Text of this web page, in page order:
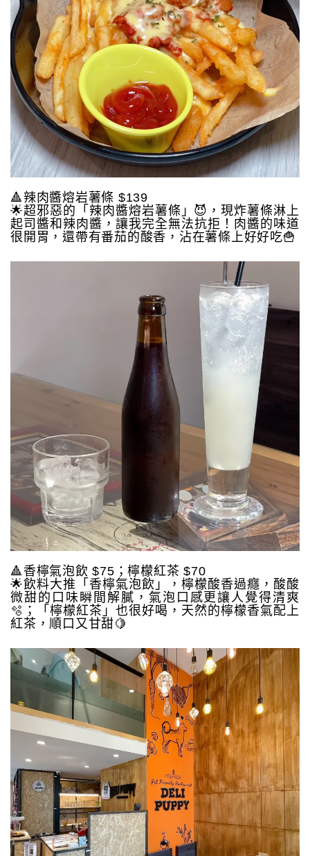
🔺辣肉醬熔岩薯條 $139
🌟超邪惡的「辣肉醬熔岩薯條」😈，現炸薯條淋上
起司醬和辣肉醬，讓我完全無法抗拒！肉醬的味道
很開胃，還帶有番茄的酸香，沾在薯條上好好吃🍟
🔺香檸氣泡飲 $75；檸檬紅茶 $70
🌟飲料大推「香檸氣泡飲」，檸檬酸香過癮，酸酸
微甜的口味瞬間解膩，氣泡口感更讓人覺得清爽
🫧；「檸檬紅茶」也很好喝，天然的檸檬香氣配上
紅茶，順口又甘甜🍋